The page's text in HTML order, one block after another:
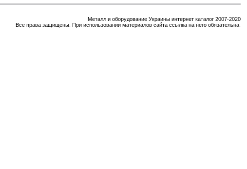
Металл и оборудование Украины интернет каталог 2007-2020
Все права защищены. При использовании материалов сайта ссылка на него обязательна.